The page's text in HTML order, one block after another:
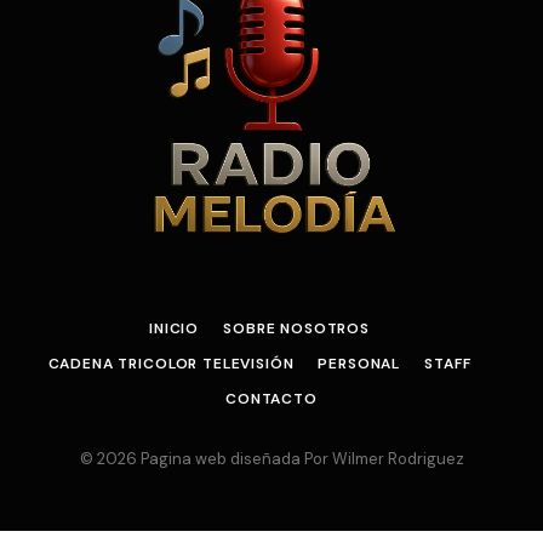
INICIO
SOBRE NOSOTROS
CADENA TRICOLOR TELEVISIÓN
PERSONAL
STAFF
CONTACTO
© 2026 Pagina web diseñada Por Wilmer Rodriguez